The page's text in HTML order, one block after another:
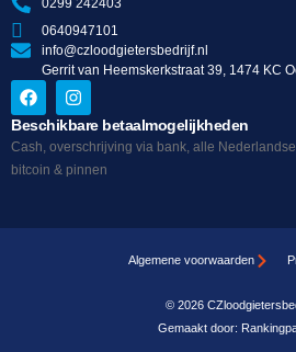
0299 242403
0640947101
info@czloodgietersbedrijf.nl
Gerrit van Heemskerkstraat 39, 1474 KC
Beschikbare betaalmogelijkheden
Cash, overschrijving via bank, alle
bitcoin & pinnen
© 2026
Gemaakt door:
Algemene voorwaarden